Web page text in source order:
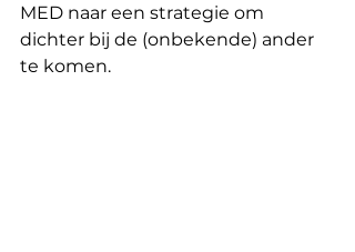
MED naar een strategie om
dichter bij de (onbekende) ander
te komen.